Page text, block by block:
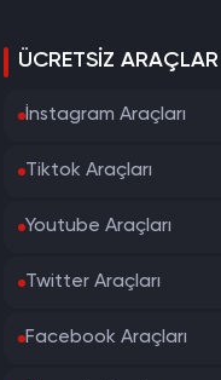
ÜCRETSIZ ARAÇLAR
İnstagram Araçları
Tiktok Araçları
Youtube Araçları
Twitter Araçları
Facebook Araçları